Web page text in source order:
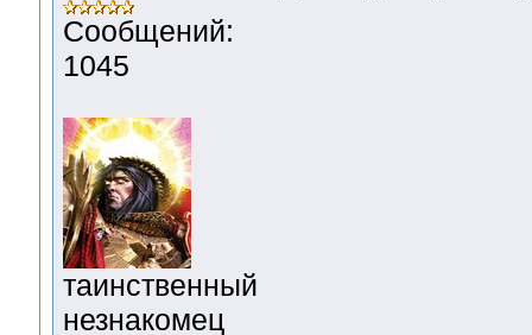
Сообщений:
1045
таинственный
незнакомец